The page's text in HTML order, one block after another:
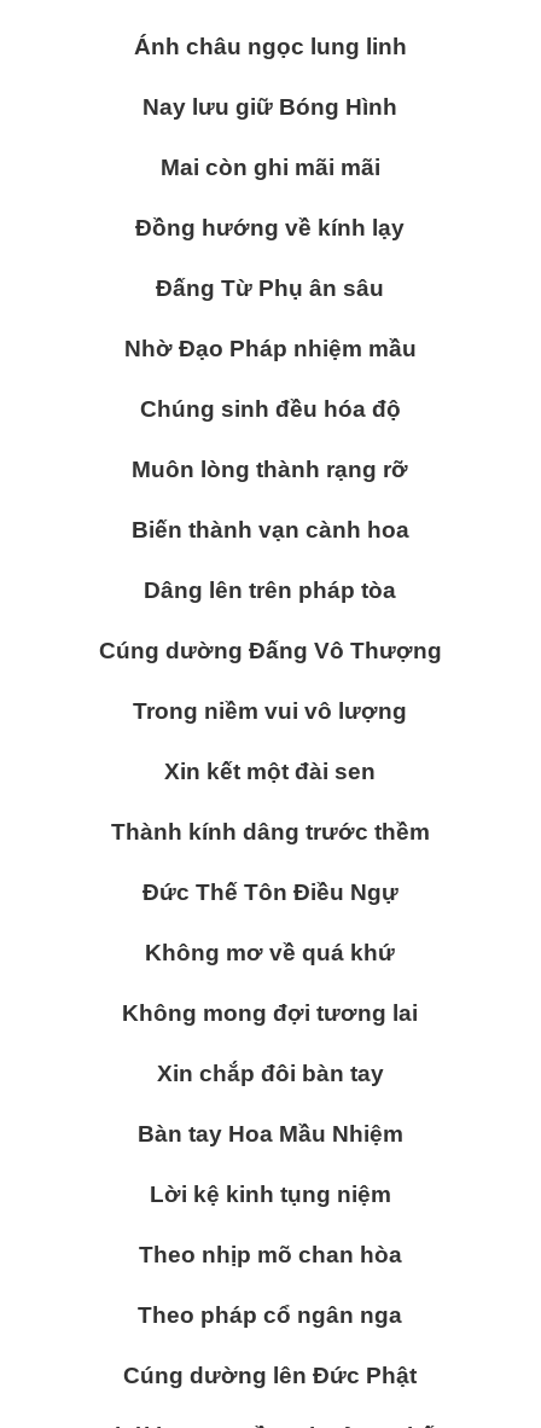
Ánh châu ngọc lung linh
Nay lưu giữ Bóng Hình
Mai còn ghi mãi mãi
Đồng hướng về kính lạy
Đấng Từ Phụ ân sâu
Nhờ Đạo Pháp nhiệm mầu
Chúng sinh đều hóa độ
Muôn lòng thành rạng rỡ
Biến thành vạn cành hoa
Dâng lên trên pháp tòa
Cúng dường Đấng Vô Thượng
Trong niềm vui vô lượng
Xin kết một đài sen
Thành kính dâng trước thềm
Đức Thế Tôn Điều Ngự
Không mơ về quá khứ
Không mong đợi tương lai
Xin chắp đôi bàn tay
Bàn tay Hoa Mầu Nhiệm
Lời kệ kinh tụng niệm
Theo nhịp mõ chan hòa
Theo pháp cổ ngân nga
Cúng dường lên Đức Phật